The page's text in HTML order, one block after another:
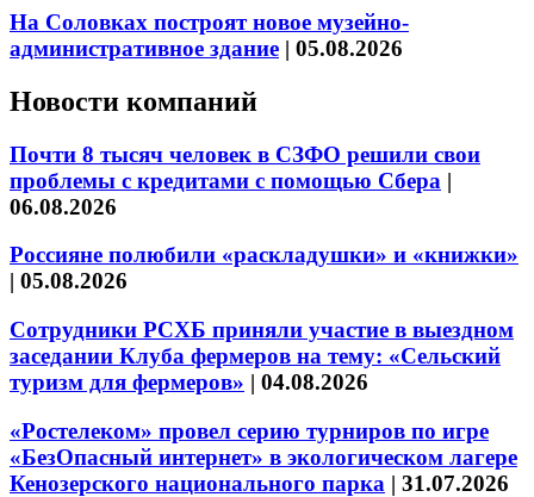
На Соловках построят новое музейно-
административное здание | 05.08.2026
Новости компаний
Почти 8 тысяч человек в СЗФО решили свои
проблемы с кредитами с помощью Сбера |
06.08.2026
Россияне полюбили «раскладушки» и «книжки»
| 05.08.2026
Сотрудники РСХБ приняли участие в выездном
заседании Клуба фермеров на тему: «Сельский
туризм для фермеров» | 04.08.2026
«Ростелеком» провел серию турниров по игре
«БезОпасный интернет» в экологическом лагере
Кенозерского национального парка | 31.07.2026